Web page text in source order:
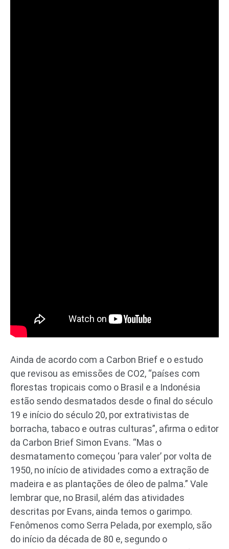
Ainda de acordo com a Carbon Brief e o estudo
que revisou as emissões de CO2, “países com
florestas tropicais como o Brasil e a Indonésia
estão sendo desmatados desde o final do século
19 e início do século 20, por extrativistas de
borracha, tabaco e outras culturas”, afirma o editor
da Carbon Brief Simon Evans. “Mas o
desmatamento começou ‘para valer’ por volta de
1950, no início de atividades como a extração de
madeira e as plantações de óleo de palma.” Vale
lembrar que, no Brasil, além das atividades
descritas por Evans, ainda temos o garimpo.
Fenômenos como Serra Pelada, por exemplo, são
do início da década de 80 e, segundo o